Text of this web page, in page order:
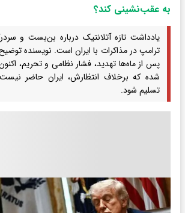
به عقب‌نشینی کند؟
یادداشت تازه آتلانتیک درباره بن‌بست و
ترامپ در مذاکرات با ایران است. نویسنده
پس از ماه‌ها تهدید، فشار نظامی و تحریم،
شده که برخلاف انتظارش، ایران حاضر
تسلیم شود.